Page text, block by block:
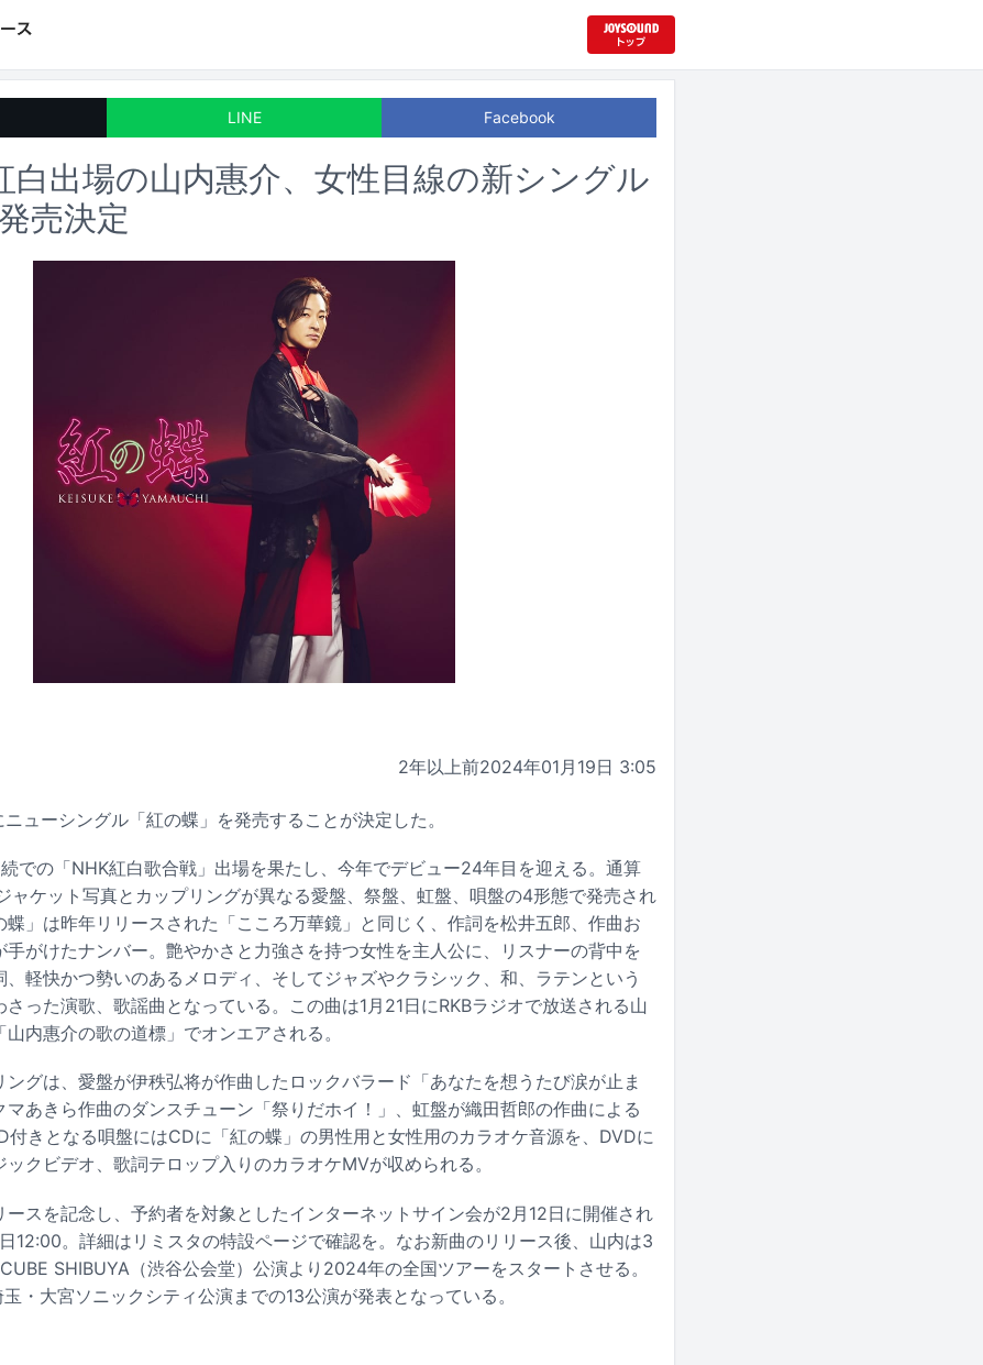
LINE Facebook
白出場の山内惠介、女性目線の新シングル
売決定
2年以上前2024年01月19日 3:05
ューシングル「紅の蝶」を発売することが決定した。
での「NHK紅白歌合戦」出場を果たし、今年でデビュー24年目を迎える。通算
ャケット写真とカップリングが異なる愛盤、祭盤、虹盤、唄盤の4形態で発売され
蝶」は昨年リリースされた「こころ万華鏡」と同じく、作詞を松井五郎、作曲お
手がけたナンバー。艶やかさと力強さを持つ女性を主人公に、リスナーの背中を
軽快かつ勢いのあるメロディ、そしてジャズやクラシック、和、ラテンという
さった演歌、歌謡曲となっている。この曲は1月21日にRKBラジオで放送される山
内惠介の歌の道標」でオンエアされる。
ングは、愛盤が伊秩弘将が作曲したロックバラード「あなたを想うたび涙が止ま
マあきら作曲のダンスチューン「祭りだホイ！」、虹盤が織田哲郎の作曲による
付きとなる唄盤にはCDに「紅の蝶」の男性用と女性用のカラオケ音源を、DVDに
ックビデオ、歌詞テロップ入りのカラオケMVが収められる。
ースを記念し、予約者を対象としたインターネットサイン会が2月12日に開催され
12:00。詳細はリミスタの特設ページで確認を。なお新曲のリリース後、山内は3
SHIBUYA（渋谷公会堂）公演より2024年の全国ツアーをスタートさせる。
・大宮ソニックシティ公演までの13公演が発表となっている。